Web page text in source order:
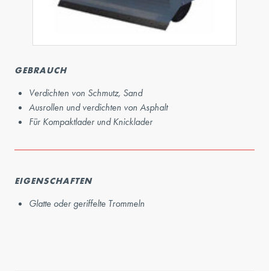
GEBRAUCH
Verdichten von Schmutz, Sand
Ausrollen und verdichten von Asphalt
Für Kompaktlader und Knicklader
EIGENSCHAFTEN
Glatte oder geriffelte Trommeln